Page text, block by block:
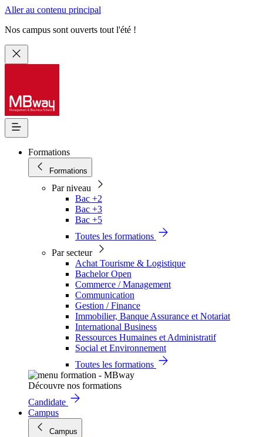
Aller au contenu principal
Nos campus sont ouverts tout l'été !
Formations
Formations
Par niveau
Bac +2
Bac +3
Bac +5
Toutes les formations
Par secteur
Achat Tourisme & Logistique
Bachelor Open
Commerce / Management
Communication
Gestion / Finance
Immobilier, Banque Assurance et Notariat
International Business
Ressources Humaines et Administratif
Social et Environnement
Toutes les formations
Découvre nos formations
Candidate
Campus
Campus